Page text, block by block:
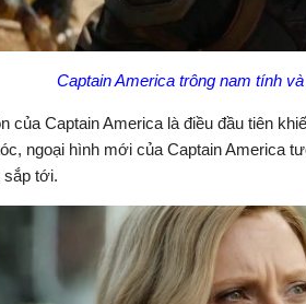
Captain America trông nam tính
của Captain America là điều đầu tiên
ngoại hình mới của Captain America
sắp tới.